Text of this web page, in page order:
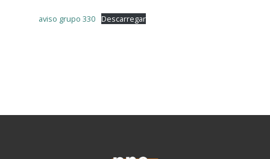
aviso grupo 330 Descarregar